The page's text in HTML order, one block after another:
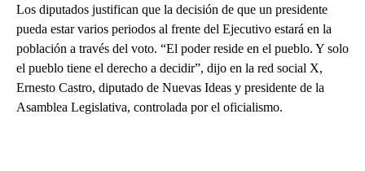
Los diputados justifican que la decisión de que un presidente
pueda estar varios periodos al frente del Ejecutivo estará en la
población a través del voto. “El poder reside en el pueblo. Y solo
el pueblo tiene el derecho a decidir”, dijo en la red social X,
Ernesto Castro, diputado de Nuevas Ideas y presidente de la
Asamblea Legislativa, controlada por el oficialismo.